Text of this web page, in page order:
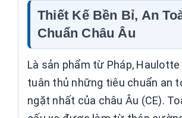
Thiết Kế Bền Bỉ, An
Chuẩn Châu Âu
Là sản phẩm từ Pháp, Haulotte
tuân thủ những tiêu chuẩn an
ngặt nhất của châu Âu (CE).